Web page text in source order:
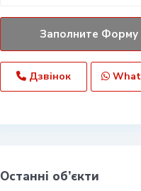
Дзвінок
Останні об’єкти